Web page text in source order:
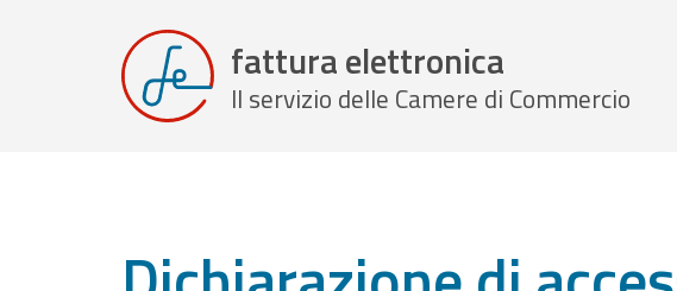
fattura elettronica
Il servizio delle Camere di Commercio